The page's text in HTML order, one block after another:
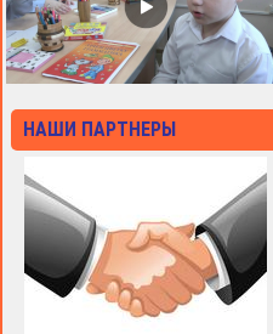
НАШИ ПАРТНЕРЫ